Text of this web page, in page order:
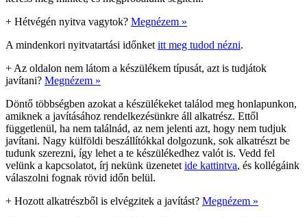
+ Hétvégén nyitva vagytok? Megnézem »
A mindenkori nyitvatartási időnket itt meg tudod nézni.
+ Az oldalon nem látom a készülékem típusát, azt is tudjátok
javítani? Megnézem »
Döntő többségben azokat a készülékeket találod meg honlapunkon,
amiknek a javításához rendelkezésünkre áll alkatrész. Ettől
függetlenül, ha nem találnád, az nem jelenti azt, hogy nem tudjuk
javítani. Nagy külföldi beszállítókkal dolgozunk, sok alkatrészt be
tudunk szerezni, így lehet a te készülékedhez valót is. Vedd fel
velünk a kapcsolatot, írj nekünk üzenetet ide kattintva, és kollégáink
válaszolni fognak rövid időn belül.
+ Hozott alkatrészből is elvégzitek a javítást? Megnézem »